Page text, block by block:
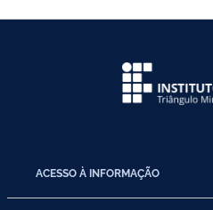
ACESSO À INFORMAÇÃO